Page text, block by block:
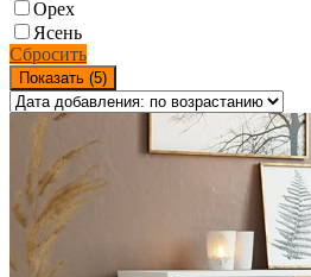
Орех
Ясень
Сбросить
Показать (5)